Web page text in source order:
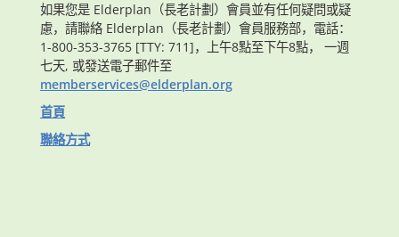
如果您是 Elderplan（長老計劃）會員並有任何疑問或疑
慮，請聯絡 Elderplan（長老計劃）會員服務部，電話：
1-800-353-3765 [TTY: 711]，上午8點至下午8點， 一週
七天, 或發送電子郵件至
memberservices@elderplan.org
首頁
聯絡方式